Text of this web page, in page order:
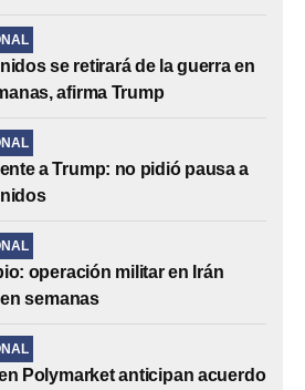
se retirará de la guerra en
afirma Trump
a Trump: no pidió pausa a
operación militar en Irán
semanas
Polymarket anticipan acuerdo